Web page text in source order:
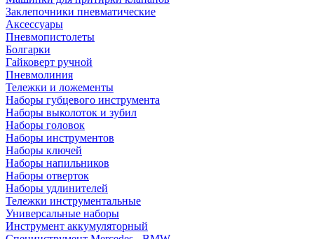
Заклепочники пневматические
Аксессуары
Пневмопистолеты
Болгарки
Гайковерт ручной
Пневмолиния
Тележки и ложементы
Наборы губцевого инструмента
Наборы выколоток и зубил
Наборы головок
Наборы инструментов
Наборы ключей
Наборы напильников
Наборы отверток
Наборы удлинителей
Тележки инструментальные
Универсальные наборы
Инструмент аккумуляторный